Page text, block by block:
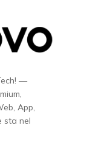
—
App,
sta nel